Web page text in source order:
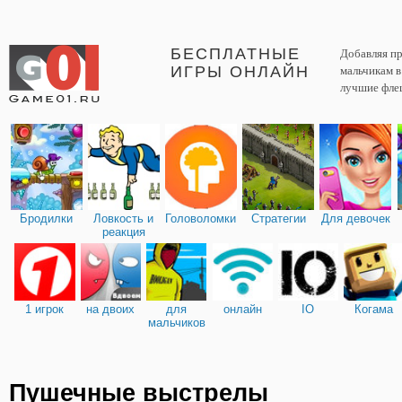
БЕСПЛАТНЫЕ
ИГРЫ ОНЛАЙН
Добавляя
мальчикам
лучшие
Бродилки
Ловкость и
реакция
Головоломки Стратегии Для девочек
1 игрок на двоих
для
мальчиков
онлайн IO Когама
Пушечные выстрелы